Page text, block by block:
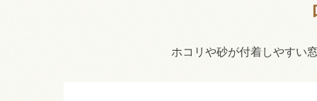
ホコリや砂が付着しやすい